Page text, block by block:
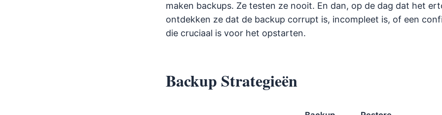
maken backups. Ze testen ze nooit. En dan, op de dag dat het
ontdekken ze dat de backup corrupt is, incompleet is, of een
die cruciaal is voor het opstarten.
Backup Strategieën